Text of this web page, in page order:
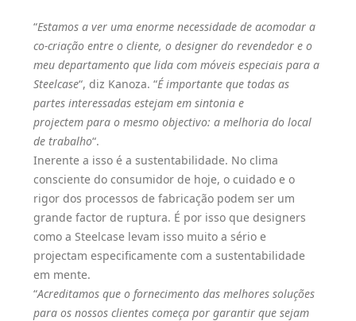
“Estamos a ver uma enorme necessidade de acomodar a
co-criação entre o cliente, o designer do revendedor e o
meu departamento que lida com móveis especiais para a
Steelcase“, diz Kanoza. “É importante que todas as
partes interessadas estejam em sintonia e
projectem para o mesmo objectivo: a melhoria do local
de trabalho“.
Inerente a isso é a sustentabilidade. No clima
consciente do consumidor de hoje, o cuidado e o
rigor dos processos de fabricação podem ser um
grande factor de ruptura. É por isso que designers
como a Steelcase levam isso muito a sério e
projectam especificamente com a sustentabilidade
em mente.
“Acreditamos que o fornecimento das melhores soluções
para os nossos clientes começa por garantir que sejam